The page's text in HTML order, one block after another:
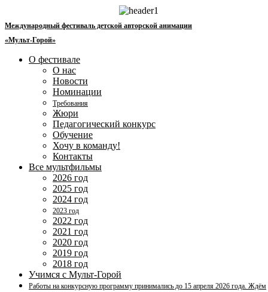
содержимому
Международный фестиваль детской авторской анимации
«Мульт-Горой»
О фестивале
О нас
Новости
Номинации
Требования
Жюри
Педагогический конкурс
Обучение
Хочу в команду!
Контакты
Все мультфильмы
2026 год
2025 год
2024 год
2023 год
2022 год
2021 год
2020 год
2019 год
2018 год
Учимся с Мульт-Горой
Работы на конкурсную программу принимались до 15 апреля 2026 года. Ждём